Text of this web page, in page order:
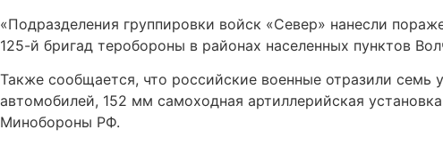
«Подразделения группировки войск «Север» нанесли
125-й бригад теробороны в районах населенных пунктов
Также сообщается, что российские военные отразили семь
автомобилей, 152 мм самоходная артиллерийская
Минобороны РФ.